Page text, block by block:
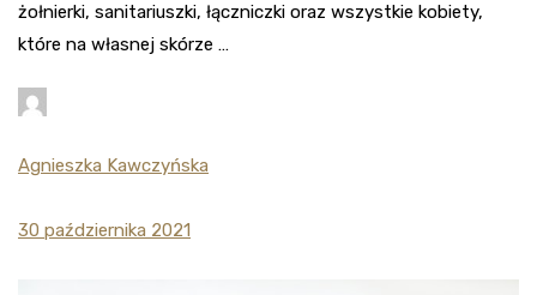
żołnierki, sanitariuszki, łączniczki oraz wszystkie kobiety,
które na własnej skórze …
Agnieszka Kawczyńska
30 października 2021